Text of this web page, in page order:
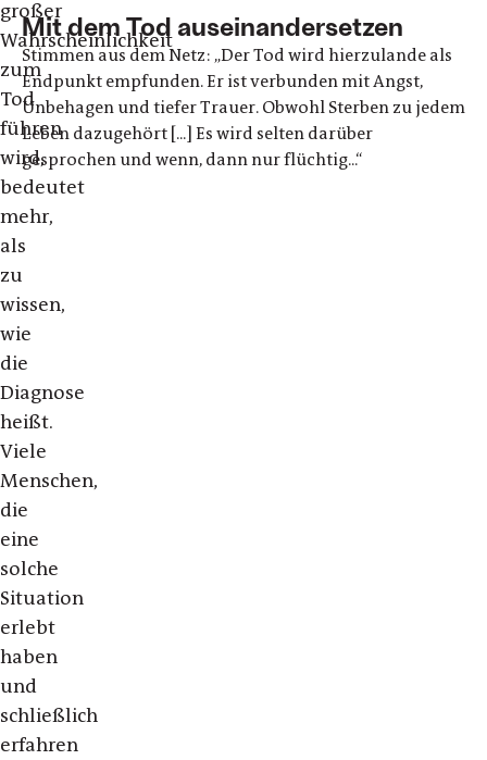
großer
Wahrscheinlichkeit
zum
Tod
führen
wird,
bedeutet
mehr,
als
zu
wissen,
wie
die
Diagnose
heißt.
Viele
Menschen,
die
eine
solche
Situation
erlebt
haben
und
schließlich
erfahren
Mit dem Tod auseinandersetzen
Stimmen aus dem Netz: „Der Tod wird hierzulande als
Endpunkt empfunden. Er ist verbunden mit Angst,
Unbehagen und tiefer Trauer. Obwohl Sterben zu jedem
Leben dazugehört [...] Es wird selten darüber
gesprochen und wenn, dann nur flüchtig...“